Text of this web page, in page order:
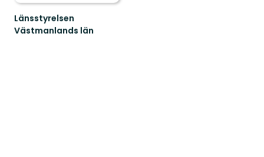
Länsstyrelsen
Västmanlands län